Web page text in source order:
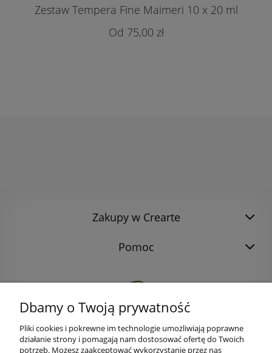
Zestaw Tempera Fine Maimeri 10 x 20 ml
75,00 zł
Zakupy w Crearte
Pomoc
Dbamy o Twoją prywatność
Pliki cookies i pokrewne im technologie umożliwiają poprawne
działanie strony i pomagają nam dostosować ofertę do Twoich
potrzeb. Możesz zaakceptować wykorzystanie przez nas